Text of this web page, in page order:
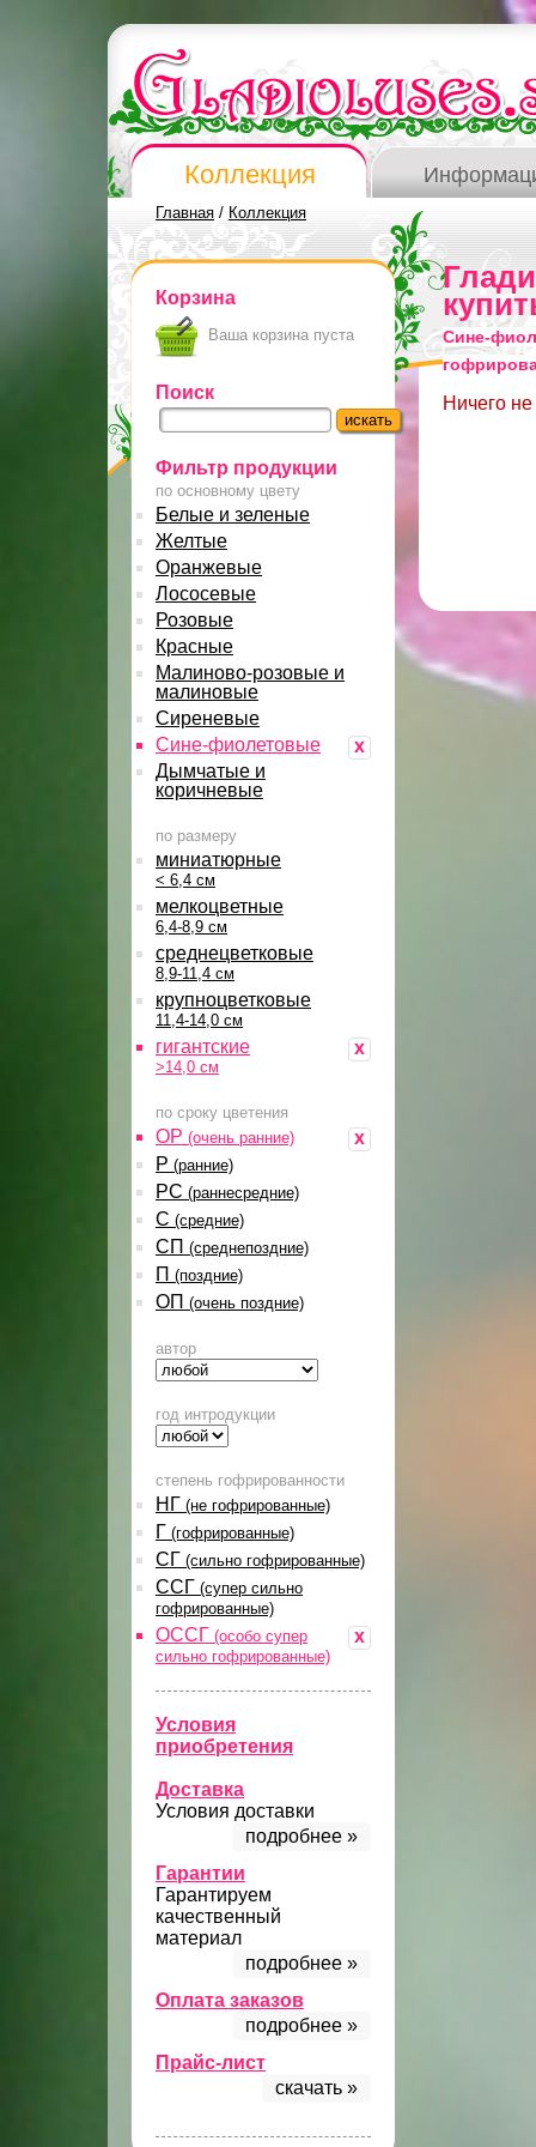
Коллекция
Главная / Коллекция
Корзина
Ваша корзина пуста
Поиск
Фильтр продукции
по основному цвету
Белые и зеленые
Желтые
Оранжевые
Лососевые
Розовые
Красные
Малиново-розовые и
малиновые
Сиреневые
x
Сине-фиолетовые
Дымчатые и
коричневые
по размеру
миниатюрные
< 6,4 см
мелкоцветные
6,4-8,9 см
среднецветковые
8,9-11,4 см
крупноцветковые
11,4-14,0 см
x
гигантские
>14,0 см
по сроку цветения
x
ОР (очень ранние)
Р (ранние)
РС (раннесредние)
С (средние)
СП (среднепоздние)
П (поздние)
ОП (очень поздние)
автор
год интродукции
степень гофрированности
НГ (не гофрированные)
Г (гофрированные)
СГ (сильно гофрированные)
ССГ (супер сильно
гофрированные)
x
ОССГ (особо супер
сильно гофрированные)
Условия
приобретения
Доставка
Условия доставки
подробнее »
Гарантии
Гарантируем
качественный
материал
подробнее »
Оплата заказов
подробнее »
Прайс-лист
скачать »
Сине-
Ничего